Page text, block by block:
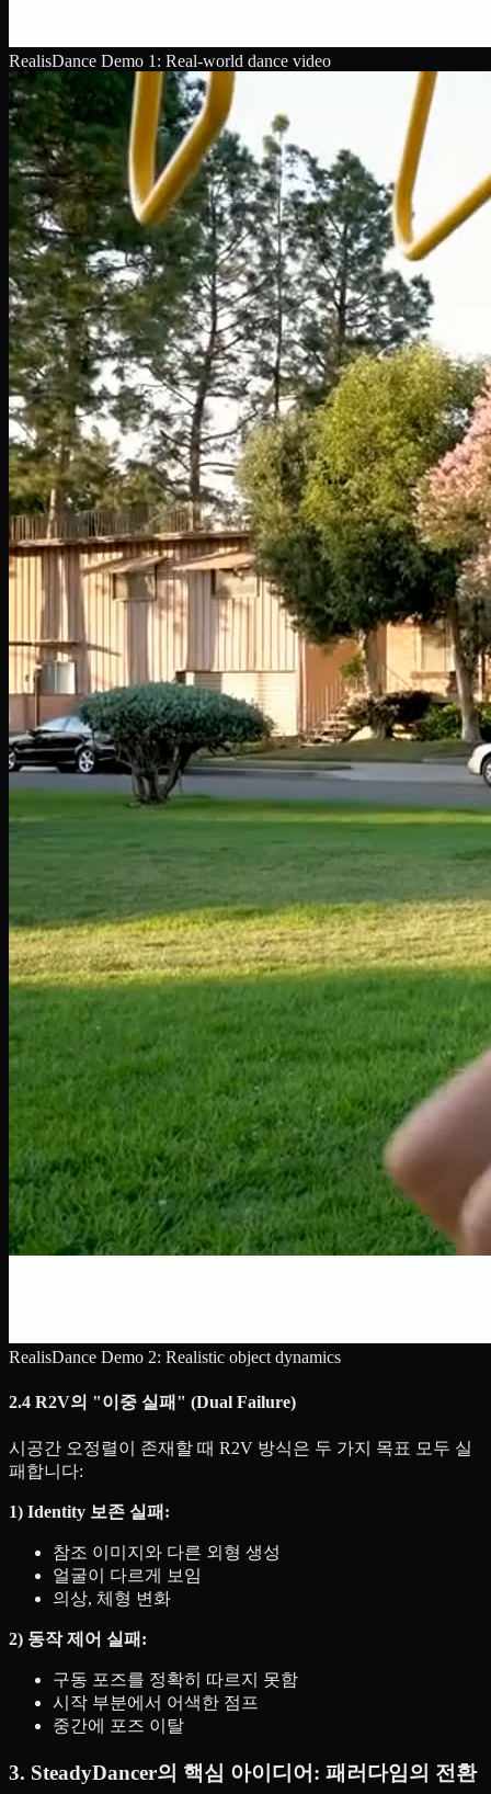
RealisDance Demo 1: Real-world dance video
RealisDance Demo 2: Realistic object dynamics
2.4 R2V의 "이중 실패" (Dual Failure)
시공간 오정렬이 존재할 때 R2V 방식은 두 가지 목표 모두 실
패합니다:
1) Identity 보존 실패:
참조 이미지와 다른 외형 생성
얼굴이 다르게 보임
의상, 체형 변화
2) 동작 제어 실패:
구동 포즈를 정확히 따르지 못함
시작 부분에서 어색한 점프
중간에 포즈 이탈
3. SteadyDancer의 핵심 아이디어: 패러다임의 전환